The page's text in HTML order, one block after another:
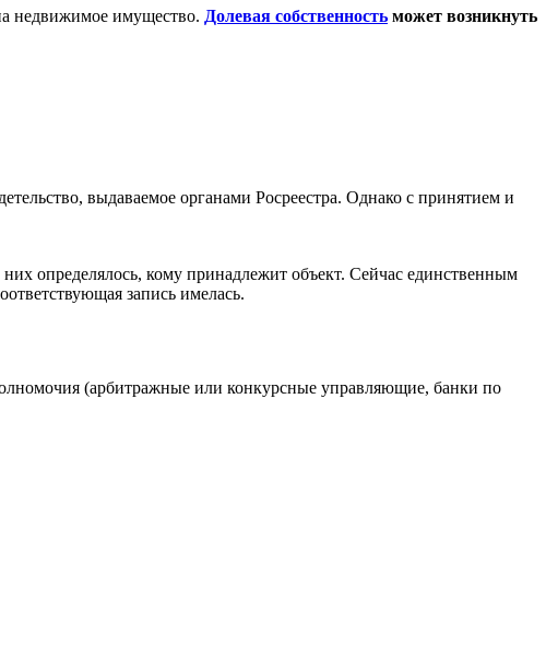
недвижимое имущество. Долевая собственность может возникнуть
выдаваемое органами Росреестра. Однако с принятием и
определялось, кому принадлежит объект. Сейчас единственным
запись имелась.
(арбитражные или конкурсные управляющие, банки по